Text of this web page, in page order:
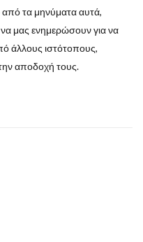
τα μηνύματα αυτά,
μας ενημερώσουν για να
άλλους ιστότοπους,
την αποδοχή τους.